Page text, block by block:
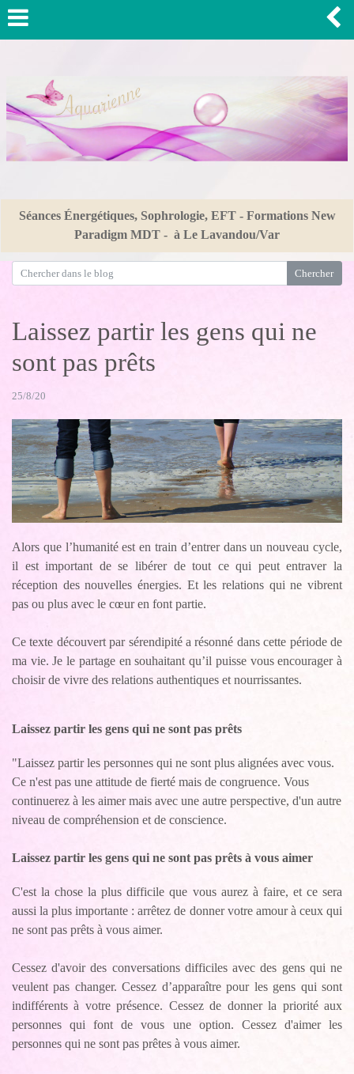
Séances Énergétiques, Sophrologie, EFT - Formations New
Paradigm MDT - à Le Lavandou/Var
Laissez partir les gens qui ne
sont pas prêts
25/8/20
Alors que l’humanité est en train d’entrer dans un nouveau cycle,
il est important de se libérer de tout ce qui peut entraver la
réception des nouvelles énergies. Et les relations qui ne vibrent
pas ou plus avec le cœur en font partie.
Ce texte découvert par sérendipité a résonné dans cette période de
ma vie. Je le partage en souhaitant qu’il puisse vous encourager à
choisir de vivre des relations authentiques et nourrissantes.
Laissez partir les gens qui ne sont pas prêts
"Laissez partir les personnes qui ne sont plus alignées avec vous.
Ce n'est pas une attitude de fierté mais de congruence. Vous
continuerez à les aimer mais avec une autre perspective, d'un autre
niveau de compréhension et de conscience.
Laissez partir les gens qui ne sont pas prêts à vous aimer
C'est la chose la plus difficile que vous aurez à faire, et ce sera
aussi la plus importante : arrêtez de donner votre amour à ceux qui
ne sont pas prêts à vous aimer.
Cessez d'avoir des conversations difficiles avec des gens qui ne
veulent pas changer. Cessez d’apparaître pour les gens qui sont
indifférents à votre présence. Cessez de donner la priorité aux
personnes qui font de vous une option. Cessez d'aimer les
personnes qui ne sont pas prêtes à vous aimer.